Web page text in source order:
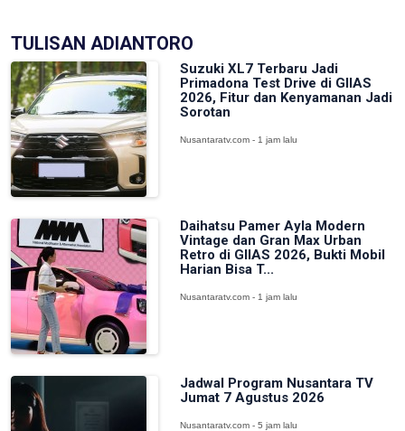
TULISAN ADIANTORO
Suzuki XL7 Terbaru Jadi
Primadona Test Drive di GIIAS
2026, Fitur dan Kenyamanan Jadi
Sorotan
Nusantaratv.com - 1 jam lalu
Daihatsu Pamer Ayla Modern
Vintage dan Gran Max Urban
Retro di GIIAS 2026, Bukti Mobil
Harian Bisa T...
Nusantaratv.com - 1 jam lalu
Jadwal Program Nusantara TV
Jumat 7 Agustus 2026
Nusantaratv.com - 5 jam lalu